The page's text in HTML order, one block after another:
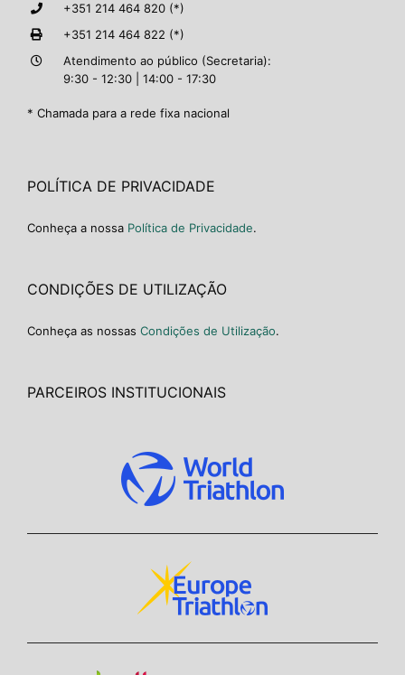
+351 214 464 820 (*)
+351 214 464 822 (*)
Atendimento ao público (Secretaria):
9:30 - 12:30 | 14:00 - 17:30
* Chamada para a rede fixa nacional
POLÍTICA DE PRIVACIDADE
Conheça a nossa Política de Privacidade.
CONDIÇÕES DE UTILIZAÇÃO
Conheça as nossas Condições de Utilização.
PARCEIROS INSTITUCIONAIS